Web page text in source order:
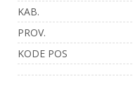
KAB.
PROV.
KODE POS